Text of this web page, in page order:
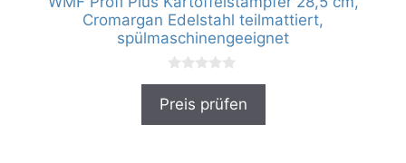
Cromargan Edelstahl teilmattiert,
spülmaschinengeeignet
0
o
Preis prüfen